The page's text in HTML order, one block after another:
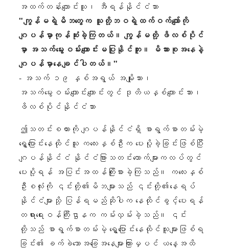
အထက်တန်းကျောင်းသူ၊ အီရန်နိုင်ငံသား
"ကျွန်မရဲ့မိဘတွေက သူတို့ဘဝရဲ့ထက်ဝက်ကျော်ကို
ဂျပန်မှာကုန်ဆုံးခဲ့ကြတယ်။ ကျွန်မတို့ ဖိလစ်ပိုင်
မှာ အသက်မွေးဝမ်းကျောင်းမပြုနိုင်ဘူး။ မိသားစုအနေနဲ့
ဂျပန်မှာနေချင်ပါတယ်။"
- အသက် ၁၉ နှစ်အရွယ် အမျိုးသား၊
အသက်မွေးဝမ်းကျောင်းကျောင်းတွင် ဒုတိယနှစ်ကျောင်းသား၊
ဖိလစ်ပိုင်နိုင်ငံသား
ဤသတင်းစကားကို ဂျပန်နိုင်ငံရှိ စာရွက်စာတမ်းမဲ့
ရွှေ့ပြောင်းနေထိုင်သူ ကလေးနှစ်ဦးက ပေးပို့ခဲ့ခြင်းဖြစ်ပြီး
ဂျပန်နိုင်ငံ နိုင်ငံခြားသတင်းထောက်များကလပ်တွင်
ပေးပို့ရန် အပြင်းအထန်ကြိုးစားခဲ့ကြသည်။ ကလေးနှစ်
ဦးစလုံးကို ၎င်းတို့၏မိဘများသည် ၎င်းတို့၏နေရပ်
နိုင်ငံများသို့ ပြန်ရမည်ဆိုပါက နေထိုင်ခွင့်ပေးရန်
တရားရေးဝန်ကြီးဌာနက ကမ်းလှမ်းခဲ့သည်။ ၎င်း
တို့သည် စာရွက်စာတမ်းမဲ့ ရွှေ့ပြောင်းနေထိုင်သူများဖြစ်ရ
ခြင်း၏ ခက်ခဲသောအခြေအနေများကြားမှပင် ယနေ့အထိ